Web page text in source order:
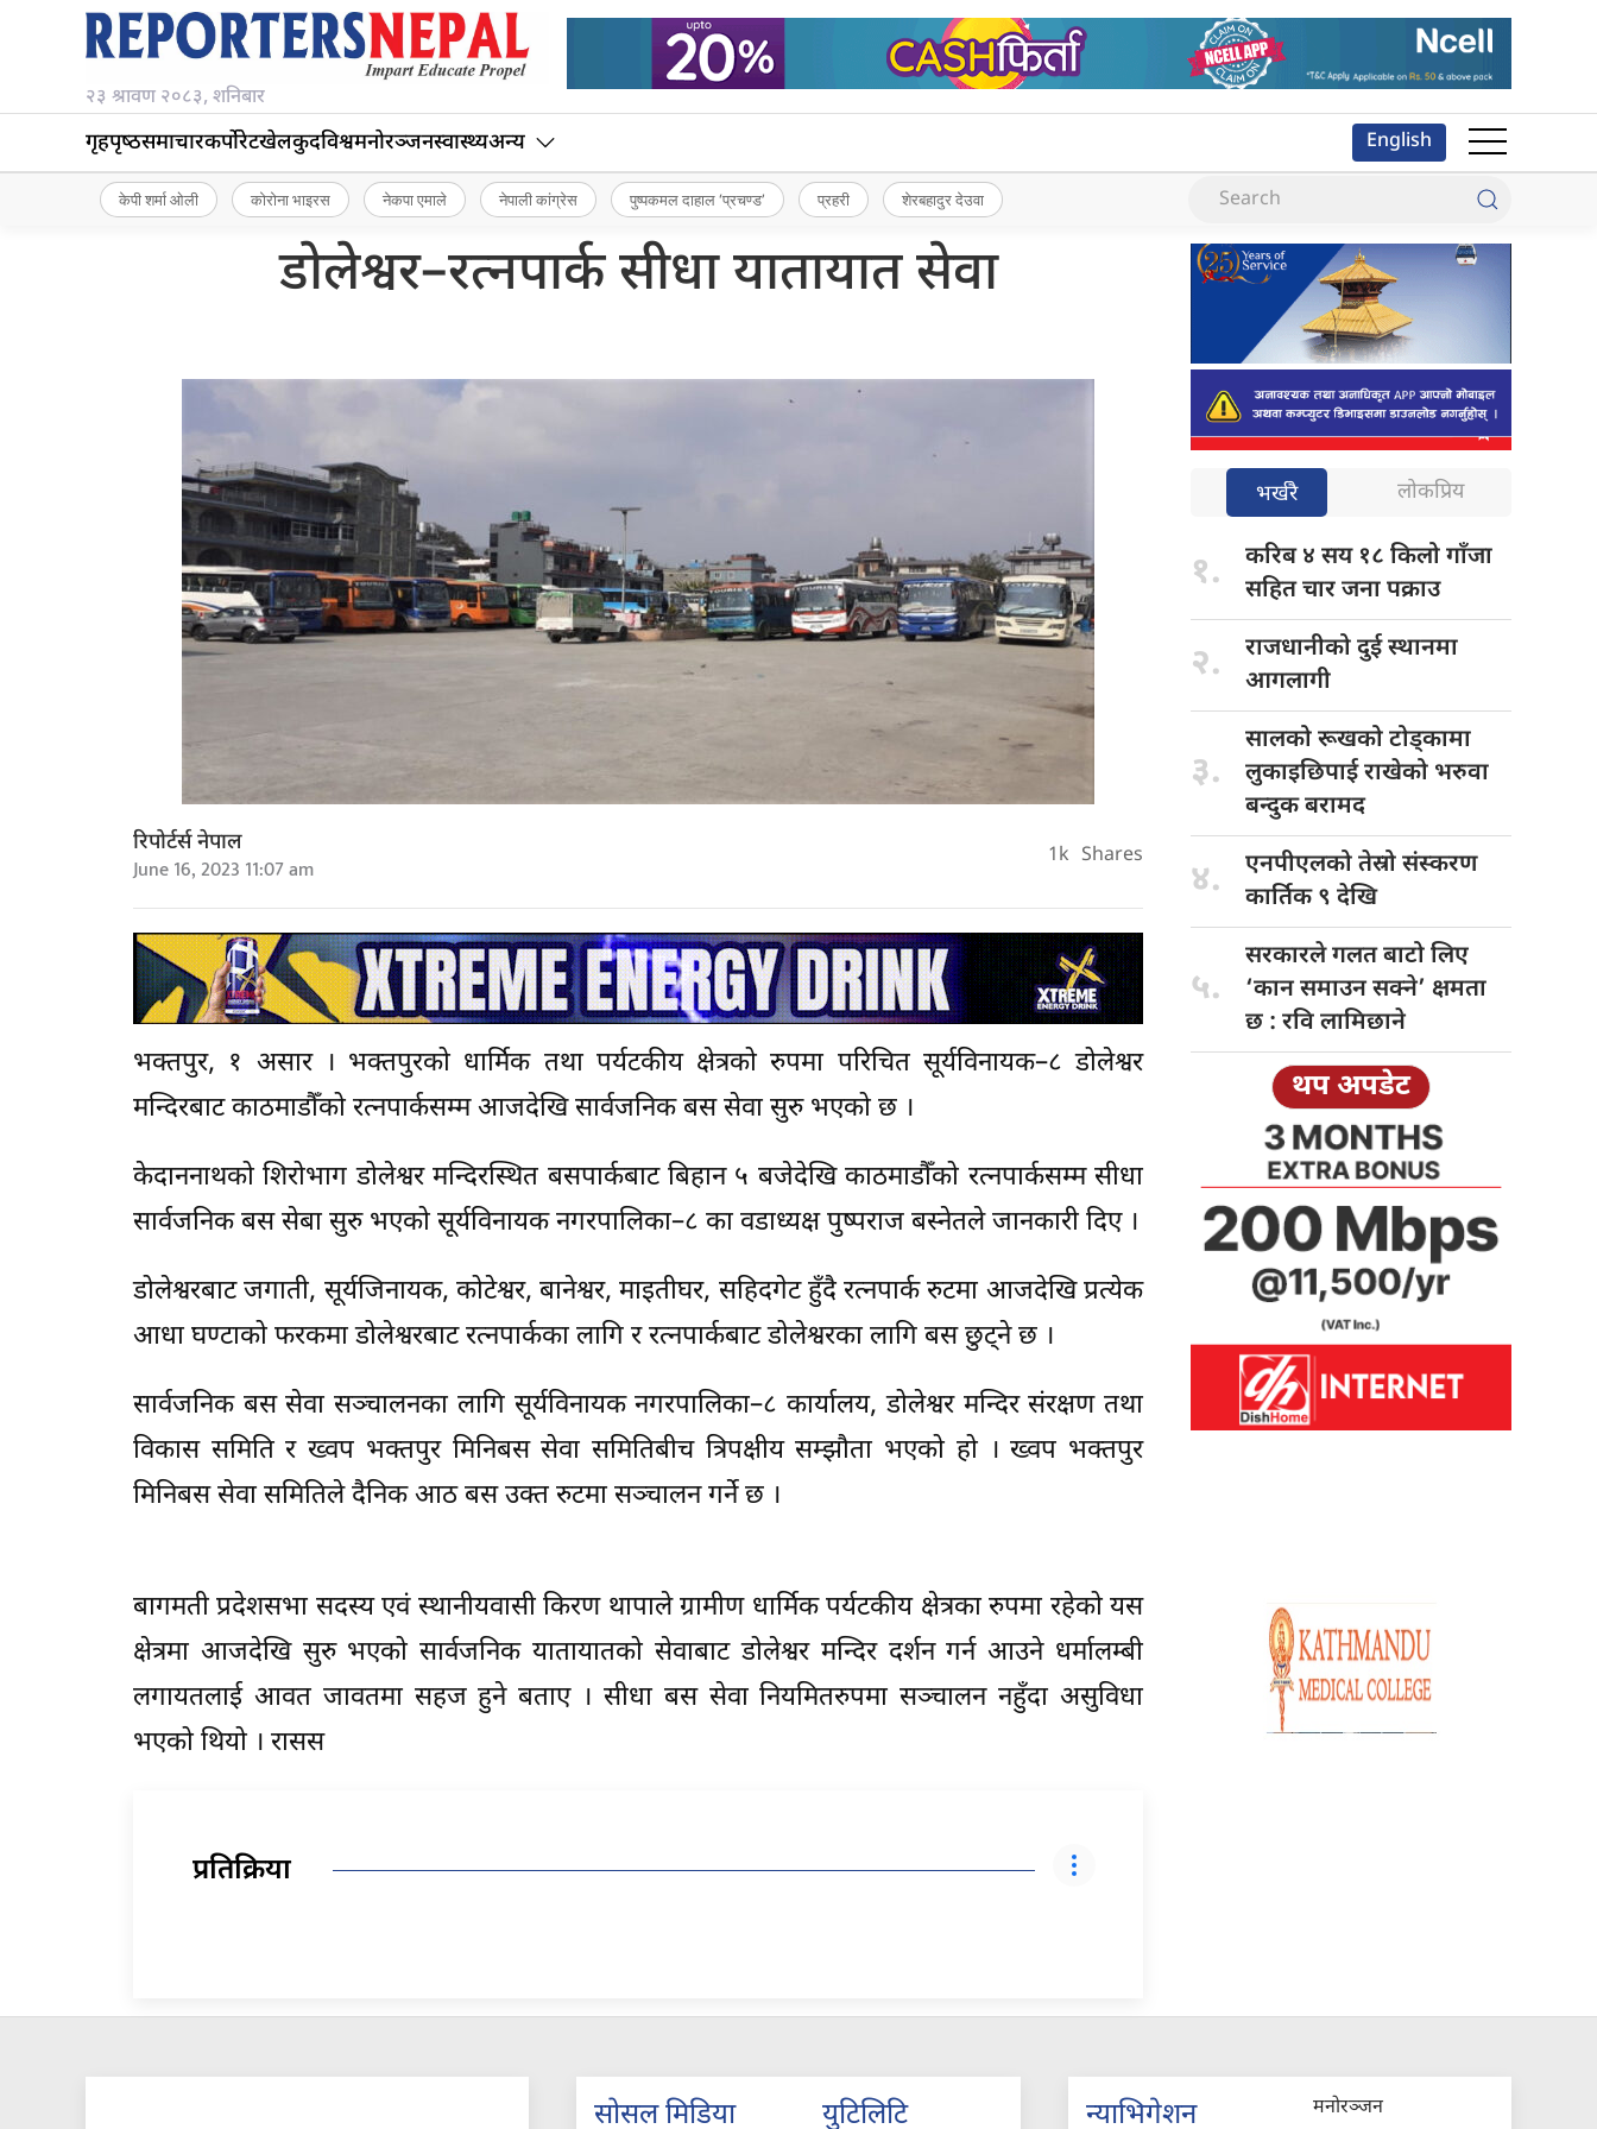
२३ श्रावण २०८३, शनिबार
गृहपृष्‍ठसमाचारकर्पोरेटखेलकुदविश्वमनोरञ्जनस्वास्थ्यअन्य English
केपी शर्मा ओली कोरोना भाइरस नेकपा एमाले नेपाली कांग्रेस पुष्पकमल दाहाल ‘प्रचण्ड’ प्रहरी शेरबहादुर देउवा
डोलेश्वर–रत्नपार्क सीधा यातायात सेवा
रिपोर्टर्स नेपाल
June 16, 2023 11:07 am 1k Shares
भक्तपुर, १ असार । भक्तपुरको धार्मिक तथा पर्यटकीय क्षेत्रको रुपमा परिचित सूर्यविनायक–८ डोलेश्वर
मन्दिरबाट काठमाडौँको रत्नपार्कसम्म आजदेखि सार्वजनिक बस सेवा सुरु भएको छ ।
केदाननाथको शिरोभाग डोलेश्वर मन्दिरस्थित बसपार्कबाट बिहान ५ बजेदेखि काठमाडौँको रत्नपार्कसम्म सीधा
सार्वजनिक बस सेबा सुरु भएको सूर्यविनायक नगरपालिका–८ का वडाध्यक्ष पुष्पराज बस्नेतले जानकारी दिए ।
डोलेश्वरबाट जगाती, सूर्यजिनायक, कोटेश्वर, बानेश्वर, माइतीघर, सहिदगेट हुँदै रत्नपार्क रुटमा आजदेखि प्रत्येक
आधा घण्टाको फरकमा डोलेश्वरबाट रत्नपार्कका लागि र रत्नपार्कबाट डोलेश्वरका लागि बस छुट्ने छ ।
सार्वजनिक बस सेवा सञ्चालनका लागि सूर्यविनायक नगरपालिका–८ कार्यालय, डोलेश्वर मन्दिर संरक्षण तथा
विकास समिति र ख्वप भक्तपुर मिनिबस सेवा समितिबीच त्रिपक्षीय सम्झौता भएको हो । ख्वप भक्तपुर
मिनिबस सेवा समितिले दैनिक आठ बस उक्त रुटमा सञ्चालन गर्ने छ ।
बागमती प्रदेशसभा सदस्य एवं स्थानीयवासी किरण थापाले ग्रामीण धार्मिक पर्यटकीय क्षेत्रका रुपमा रहेको यस
क्षेत्रमा आजदेखि सुरु भएको सार्वजनिक यातायातको सेवाबाट डोलेश्वर मन्दिर दर्शन गर्न आउने धर्मालम्बी
लगायतलाई आवत जावतमा सहज हुने बताए । सीधा बस सेवा नियमितरुपमा सञ्चालन नहुँदा असुविधा
भएको थियो । रासस
प्रतिक्रिया
भर्खरै लोकप्रिय
१. करिब ४ सय १८ किलो गाँजा
सहित चार जना पक्राउ
२. राजधानीको दुईस्थानमा
आगलागी
३.
सालको रूखकोटोड्कामा
लुकाइछिपाई राखेको भरुवा
बन्दुक बरामद
४. एनपीएलको तेस्रोसंस्करण
कार्तिक ९ देखि
५.
सरकारले गलतबाटो लिए
‘कान समाउन सक्ने’ क्षमता
छ : रवि लामिछाने
थप अपडेट
सोसल मिडिया युटिलिटि न्याभिगेशन मनोरञ्जन